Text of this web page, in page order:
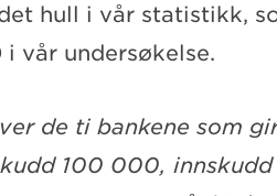
hull i vår statistikk,
vår undersøkelse.
de ti bankene som
100 000,